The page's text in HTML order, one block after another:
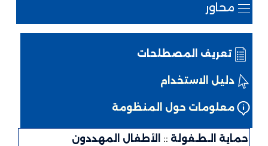
محاور
تعريف المصطلحات
دليل الاستخدام
معلومات حول المنظومة
حماية الـطـفولة :: الأطفال المهددون